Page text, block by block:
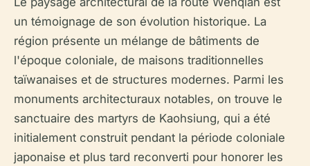
un témoignage de son évolution historique. La
région présente un mélange de bâtiments de
l'époque coloniale, de maisons traditionnelles
taïwanaises et de structures modernes. Parmi les
monuments architecturaux notables, on trouve le
sanctuaire des martyrs de Kaohsiung, qui a été
initialement construit pendant la période coloniale
japonaise et plus tard reconverti pour honorer les